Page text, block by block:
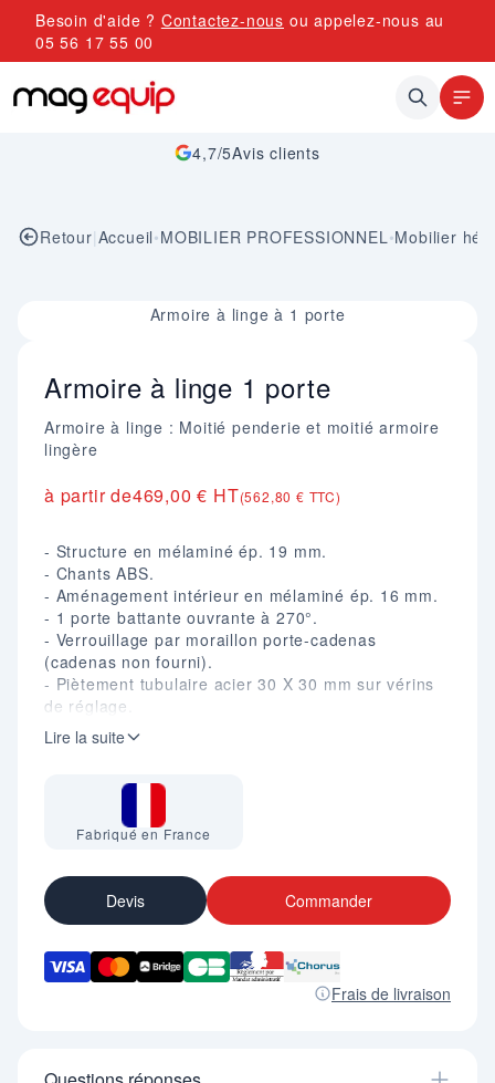
Allez au contenu
Besoin d'aide ? Contactez-nous ou appelez-nous au
05 56 17 55 00
4,7/5Avis clients
Retour|Accueil•MOBILIER PROFESSIONNEL•Mobilier
Armoire à linge à 1 porte
Armoire à linge 1 porte
Armoire à linge : Moitié penderie et moitié armoire
lingère
à partir de469,00 € HT(562,80 € TTC)
- Structure en mélaminé ép. 19 mm.
- Chants ABS.
- Aménagement intérieur en mélaminé ép. 16 mm.
- 1 porte battante ouvrante à 270°.
- Verrouillage par moraillon porte-cadenas
(cadenas non fourni).
- Piètement tubulaire acier 30 X 30 mm sur vérins
de réglage.
Lire la suite
Fabriqué en France
Devis Commander
Frais de livraison